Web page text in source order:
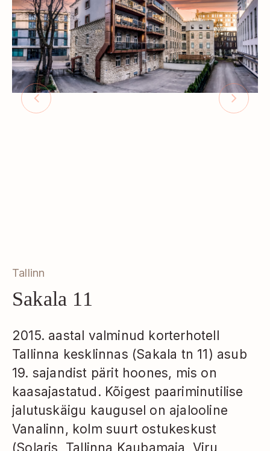
Tallinn
Sakala 11
2015. aastal valminud korterhotell
Tallinna kesklinnas (Sakala tn 11) asub
19. sajandist pärit hoones, mis on
kaasajastatud. Kõigest paariminutilise
jalutuskäigu kaugusel on ajalooline
Vanalinn, kolm suurt ostukeskust
(Solaris, Tallinna Kaubamaja, Viru